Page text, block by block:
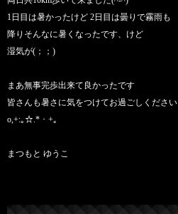
1日目は暑かったけど 2日目は曇りで霧雨も
降りそんなに暑くなったです、けど
湿気が(；；)
まあ無事完歩出来て良かったです
皆さんも暑さに気をつけてお過ごしください
o,+:｡☆.*・+｡
まつもと ゆうこ